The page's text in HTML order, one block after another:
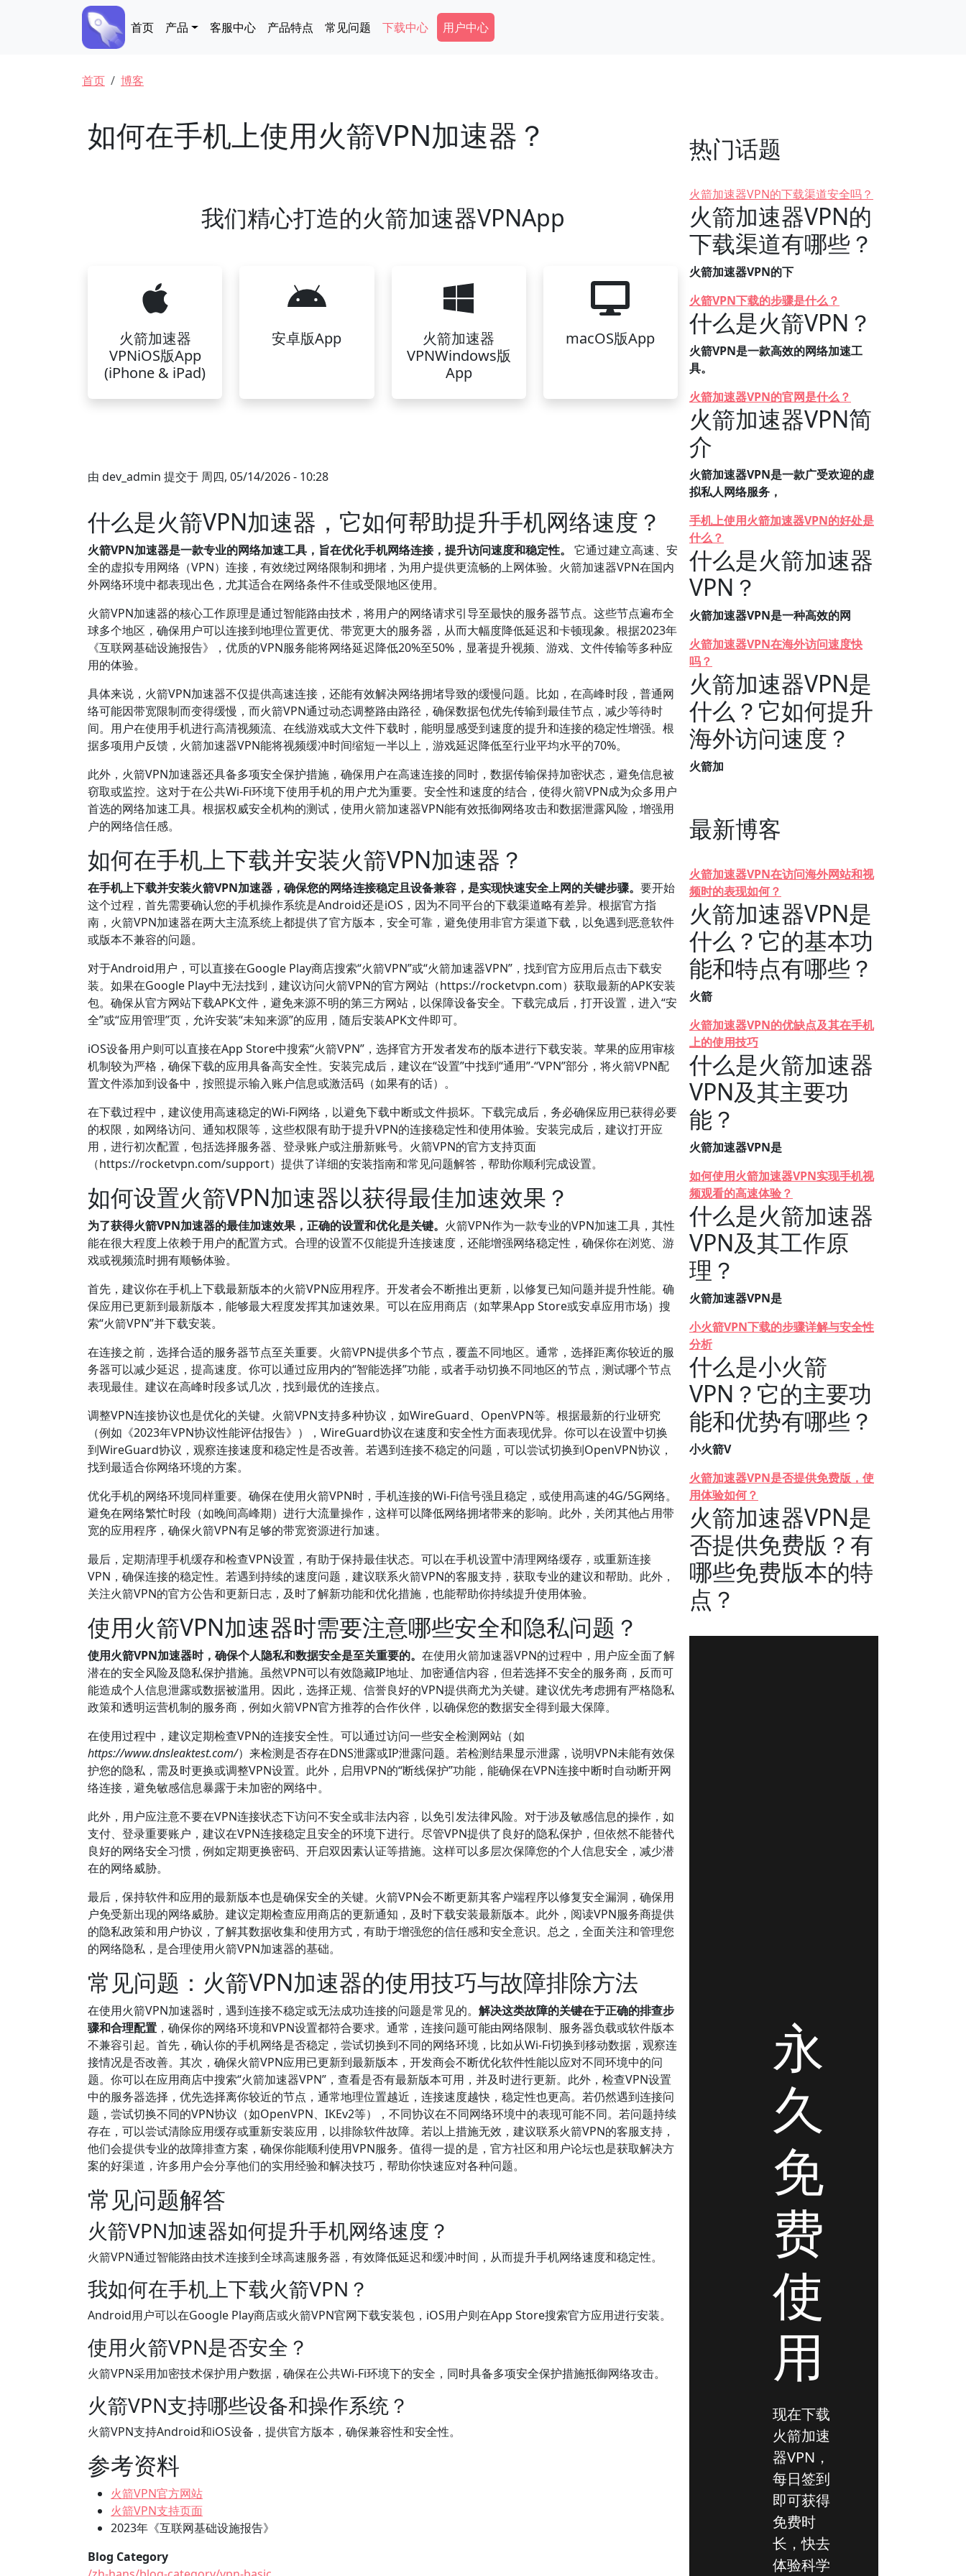
Main navigation
首页 产品 客服中心 产品特点 常见问题 下载中心 Secondary Menu
用户中心
面包屑
首页 博客
如何在手机上使用火箭VPN加速器？
我们精心打造的火箭加速器VPNApp
火箭加速器
VPNiOS版App
(iPhone & iPad)
安卓版App
火箭加速器
VPNWindows版
App
macOS版App
由 dev_admin 提交于 周四, 05/14/2026 - 10:28
什么是火箭VPN加速器，它如何帮助提升手机网络速度？
火箭VPN加速器是一款专业的网络加速工具，旨在优化手机网络连接，提升访问速度和稳定性。
它通过建立高速、安
全的虚拟专用网络（VPN）连接，有效绕过网络限制和拥堵，为用户提供更流畅的上网体验。火箭加速器VPN在国内
外网络环境中都表现出色，尤其适合在网络条件不佳或受限地区使用。
火箭VPN加速器的核心工作原理是通过智能路由技术，将用户的网络请求引导至最快的服务器节点。这些节点遍布全
球多个地区，确保用户可以连接到地理位置更优、带宽更大的服务器，从而大幅度降低延迟和卡顿现象。根据2023年
《互联网基础设施报告》，优质的VPN服务能将网络延迟降低20%至50%，显著提升视频、游戏、文件传输等多种应
用的体验。
具体来说，火箭VPN加速器不仅提供高速连接，还能有效解决网络拥堵导致的缓慢问题。比如，在高峰时段，普通网
络可能因带宽限制而变得缓慢，而火箭VPN通过动态调整路由路径，确保数据包优先传输到最佳节点，减少等待时
间。用户在使用手机进行高清视频流、在线游戏或大文件下载时，能明显感受到速度的提升和连接的稳定性增强。根
据多项用户反馈，火箭加速器VPN能将视频缓冲时间缩短一半以上，游戏延迟降低至行业平均水平的70%。
此外，火箭VPN加速器还具备多项安全保护措施，确保用户在高速连接的同时，数据传输保持加密状态，避免信息被
窃取或监控。这对于在公共Wi-Fi环境下使用手机的用户尤为重要。安全性和速度的结合，使得火箭VPN成为众多用户
首选的网络加速工具。根据权威安全机构的测试，使用火箭加速器VPN能有效抵御网络攻击和数据泄露风险，增强用
户的网络信任感。
如何在手机上下载并安装火箭VPN加速器？
在手机上下载并安装火箭VPN加速器，确保您的网络连接稳定且设备兼容，是实现快速安全上网的关键步骤。 要开始
这个过程，首先需要确认您的手机操作系统是Android还是iOS，因为不同平台的下载渠道略有差异。根据官方指
南，火箭VPN加速器在两大主流系统上都提供了官方版本，安全可靠，避免使用非官方渠道下载，以免遇到恶意软件
或版本不兼容的问题。
对于Android用户，可以直接在Google Play商店搜索“火箭VPN”或“火箭加速器VPN”，找到官方应用后点击下载安
装。如果在Google Play中无法找到，建议访问火箭VPN的官方网站（https://rocketvpn.com）获取最新的APK安装
包。确保从官方网站下载APK文件，避免来源不明的第三方网站，以保障设备安全。下载完成后，打开设置，进入“安
全”或“应用管理”页，允许安装“未知来源”的应用，随后安装APK文件即可。
iOS设备用户则可以直接在App Store中搜索“火箭VPN”，选择官方开发者发布的版本进行下载安装。苹果的应用审核
机制较为严格，确保下载的应用具备高安全性。安装完成后，建议在“设置”中找到“通用”-“VPN”部分，将火箭VPN配
置文件添加到设备中，按照提示输入账户信息或激活码（如果有的话）。
在下载过程中，建议使用高速稳定的Wi-Fi网络，以避免下载中断或文件损坏。下载完成后，务必确保应用已获得必要
的权限，如网络访问、通知权限等，这些权限有助于提升VPN的连接稳定性和使用体验。安装完成后，建议打开应
用，进行初次配置，包括选择服务器、登录账户或注册新账号。火箭VPN的官方支持页面
（https://rocketvpn.com/support）提供了详细的安装指南和常见问题解答，帮助你顺利完成设置。
如何设置火箭VPN加速器以获得最佳加速效果？
为了获得火箭VPN加速器的最佳加速效果，正确的设置和优化是关键。 火箭VPN作为一款专业的VPN加速工具，其性
能在很大程度上依赖于用户的配置方式。合理的设置不仅能提升连接速度，还能增强网络稳定性，确保你在浏览、游
戏或视频流时拥有顺畅体验。
首先，建议你在手机上下载最新版本的火箭VPN应用程序。开发者会不断推出更新，以修复已知问题并提升性能。确
保应用已更新到最新版本，能够最大程度发挥其加速效果。可以在应用商店（如苹果App Store或安卓应用市场）搜
索“火箭VPN”并下载安装。
在连接之前，选择合适的服务器节点至关重要。火箭VPN提供多个节点，覆盖不同地区。通常，选择距离你较近的服
务器可以减少延迟，提高速度。你可以通过应用内的“智能选择”功能，或者手动切换不同地区的节点，测试哪个节点
表现最佳。建议在高峰时段多试几次，找到最优的连接点。
调整VPN连接协议也是优化的关键。火箭VPN支持多种协议，如WireGuard、OpenVPN等。根据最新的行业研究
（例如《2023年VPN协议性能评估报告》），WireGuard协议在速度和安全性方面表现优异。你可以在设置中切换
到WireGuard协议，观察连接速度和稳定性是否改善。若遇到连接不稳定的问题，可以尝试切换到OpenVPN协议，
找到最适合你网络环境的方案。
优化手机的网络环境同样重要。确保在使用火箭VPN时，手机连接的Wi-Fi信号强且稳定，或使用高速的4G/5G网络。
避免在网络繁忙时段（如晚间高峰期）进行大流量操作，这样可以降低网络拥堵带来的影响。此外，关闭其他占用带
宽的应用程序，确保火箭VPN有足够的带宽资源进行加速。
最后，定期清理手机缓存和检查VPN设置，有助于保持最佳状态。可以在手机设置中清理网络缓存，或重新连接
VPN，确保连接的稳定性。若遇到持续的速度问题，建议联系火箭VPN的客服支持，获取专业的建议和帮助。此外，
关注火箭VPN的官方公告和更新日志，及时了解新功能和优化措施，也能帮助你持续提升使用体验。
使用火箭VPN加速器时需要注意哪些安全和隐私问题？
使用火箭VPN加速器时，确保个人隐私和数据安全是至关重要的。 在使用火箭加速器VPN的过程中，用户应全面了解
潜在的安全风险及隐私保护措施。虽然VPN可以有效隐藏IP地址、加密通信内容，但若选择不安全的服务商，反而可
能造成个人信息泄露或数据被滥用。因此，选择正规、信誉良好的VPN提供商尤为关键。建议优先考虑拥有严格隐私
政策和透明运营机制的服务商，例如火箭VPN官方推荐的合作伙伴，以确保您的数据安全得到最大保障。
在使用过程中，建议定期检查VPN的连接安全性。可以通过访问一些安全检测网站（如
https://www.dnsleaktest.com/）来检测是否存在DNS泄露或IP泄露问题。若检测结果显示泄露，说明VPN未能有效保
护您的隐私，需及时更换或调整VPN设置。此外，启用VPN的“断线保护”功能，能确保在VPN连接中断时自动断开网
络连接，避免敏感信息暴露于未加密的网络中。
此外，用户应注意不要在VPN连接状态下访问不安全或非法内容，以免引发法律风险。对于涉及敏感信息的操作，如
支付、登录重要账户，建议在VPN连接稳定且安全的环境下进行。尽管VPN提供了良好的隐私保护，但依然不能替代
良好的网络安全习惯，例如定期更换密码、开启双因素认证等措施。这样可以多层次保障您的个人信息安全，减少潜
在的网络威胁。
最后，保持软件和应用的最新版本也是确保安全的关键。火箭VPN会不断更新其客户端程序以修复安全漏洞，确保用
户免受新出现的网络威胁。建议定期检查应用商店的更新通知，及时下载安装最新版本。此外，阅读VPN服务商提供
的隐私政策和用户协议，了解其数据收集和使用方式，有助于增强您的信任感和安全意识。总之，全面关注和管理您
的网络隐私，是合理使用火箭VPN加速器的基础。
常见问题：火箭VPN加速器的使用技巧与故障排除方法
在使用火箭VPN加速器时，遇到连接不稳定或无法成功连接的问题是常见的。 解决这类故障的关键在于正确的排查步
骤和合理配置 ，确保你的网络环境和VPN设置都符合要求。通常，连接问题可能由网络限制、服务器负载或软件版本
不兼容引起。首先，确认你的手机网络是否稳定，尝试切换到不同的网络环境，比如从Wi-Fi切换到移动数据，观察连
接情况是否改善。其次，确保火箭VPN应用已更新到最新版本，开发商会不断优化软件性能以应对不同环境中的问
题。你可以在应用商店中搜索“火箭加速器VPN”，查看是否有最新版本可用，并及时进行更新。此外，检查VPN设置
中的服务器选择，优先选择离你较近的节点，通常地理位置越近，连接速度越快，稳定性也更高。若仍然遇到连接问
题，尝试切换不同的VPN协议（如OpenVPN、IKEv2等），不同协议在不同网络环境中的表现可能不同。若问题持续
存在，可以尝试清除应用缓存或重新安装应用，以排除软件故障。若以上措施无效，建议联系火箭VPN的客服支持，
他们会提供专业的故障排查方案，确保你能顺利使用VPN服务。值得一提的是，官方社区和用户论坛也是获取解决方
案的好渠道，许多用户会分享他们的实用经验和解决技巧，帮助你快速应对各种问题。
常见问题解答
火箭VPN加速器如何提升手机网络速度？
火箭VPN通过智能路由技术连接到全球高速服务器，有效降低延迟和缓冲时间，从而提升手机网络速度和稳定性。
我如何在手机上下载火箭VPN？
Android用户可以在Google Play商店或火箭VPN官网下载安装包，iOS用户则在App Store搜索官方应用进行安装。
使用火箭VPN是否安全？
火箭VPN采用加密技术保护用户数据，确保在公共Wi-Fi环境下的安全，同时具备多项安全保护措施抵御网络攻击。
火箭VPN支持哪些设备和操作系统？
火箭VPN支持Android和iOS设备，提供官方版本，确保兼容性和安全性。
参考资料
火箭VPN官方网站
火箭VPN支持页面
2023年《互联网基础设施报告》
Blog Category
热门话题
火箭加速器VPN的下载渠道安全吗？
火箭加速器VPN的
下载渠道有哪些？
火箭加速器VPN的下
火箭VPN下载的步骤是什么？
什么是火箭VPN？
火箭VPN是一款高效的网络加速工
具。
火箭加速器VPN的官网是什么？
火箭加速器VPN简
介
火箭加速器VPN是一款广受欢迎的虚
拟私人网络服务，
手机上使用火箭加速器VPN的好处是
什么？
什么是火箭加速器
VPN？
火箭加速器VPN是一种高效的网
火箭加速器VPN在海外访问速度快
吗？
火箭加速器VPN是
什么？它如何提升
海外访问速度？
火箭加
最新博客
火箭加速器VPN在访问海外网站和视
频时的表现如何？
火箭加速器VPN是
什么？它的基本功
能和特点有哪些？
火箭
火箭加速器VPN的优缺点及其在手机
上的使用技巧
什么是火箭加速器
VPN及其主要功
能？
火箭加速器VPN是
如何使用火箭加速器VPN实现手机视
频观看的高速体验？
什么是火箭加速器
VPN及其工作原
理？
火箭加速器VPN是
小火箭VPN下载的步骤详解与安全性
分析
什么是小火箭
VPN？它的主要功
能和优势有哪些？
小火箭V
火箭加速器VPN是否提供免费版，使
用体验如何？
火箭加速器VPN是
否提供免费版？有
哪些免费版本的特
点？
永
久
免
费
使
用
现在下载
火箭加速
器VPN，
每日签到
即可获得
免费时
长，快去
体验科学